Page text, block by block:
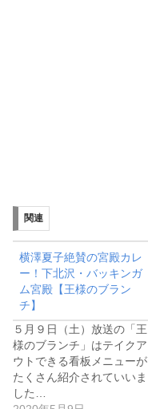
関連
横澤夏子絶賛の宮殿カレ
ー！下北沢・バッキンガ
ム宮殿【王様のブラン
チ】
５月９日（土）放送の「王
様のブランチ」はテイクア
ウトできる看板メニューが
たくさん紹介されていいま
した…